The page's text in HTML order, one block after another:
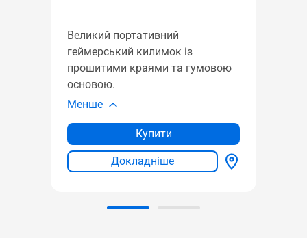
Великий портативний
геймерський килимок із
прошитими краями та гумовою
основою.
Менше
Купити
Докладніше